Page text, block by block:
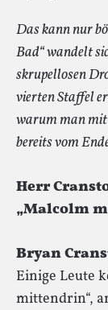
Das kann nur
Bad“ wandelt
skrupellosen
vierten Staffel
warum man mit
bereits vom
Herr
„Malcolm
Bryan
Einige Leute
mittendrin“,